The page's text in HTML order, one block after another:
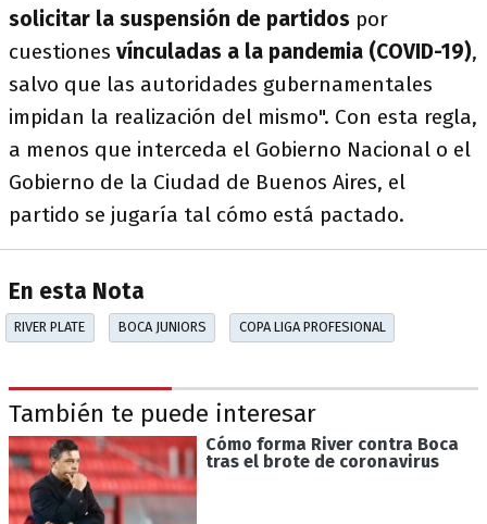
solicitar la suspensión de partidos por
cuestiones vínculadas a la pandemia (COVID-19),
salvo que las autoridades gubernamentales
impidan la realización del mismo". Con esta regla,
a menos que interceda el Gobierno Nacional o el
Gobierno de la Ciudad de Buenos Aires, el
partido se jugaría tal cómo está pactado.
En esta Nota
RIVER PLATE BOCA JUNIORS COPA LIGA PROFESIONAL
También te puede interesar
Cómo forma River contra Boca
tras el brote de coronavirus